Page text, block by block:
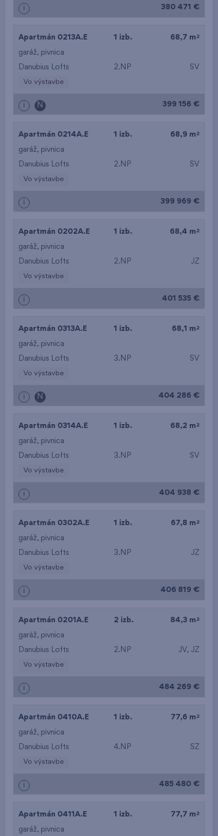
i 380 471 €
Apartmán 0213A.E 1 izb. 68,7 m 2
garáž, pivnica
Danubius Lofts 2.NP SV
Vo výstavbe
i N 399 156 €
Apartmán 0214A.E 1 izb. 68,9 m 2
garáž, pivnica
Danubius Lofts 2.NP SV
Vo výstavbe
i 399 969 €
Apartmán 0202A.E 1 izb. 68,4 m 2
garáž, pivnica
Danubius Lofts 2.NP JZ
Vo výstavbe
i 401 535 €
Apartmán 0313A.E 1 izb. 68,1 m 2
garáž, pivnica
Danubius Lofts 3.NP SV
Vo výstavbe
i N 404 286 €
Apartmán 0314A.E 1 izb. 68,2 m 2
garáž, pivnica
Danubius Lofts 3.NP SV
Vo výstavbe
i 404 938 €
Apartmán 0302A.E 1 izb. 67,8 m 2
garáž, pivnica
Danubius Lofts 3.NP JZ
Vo výstavbe
i 406 819 €
Apartmán 0201A.E 2 izb. 84,3 m 2
garáž, pivnica
Danubius Lofts 2.NP JV, JZ
Vo výstavbe
i 484 269 €
Apartmán 0410A.E 1 izb. 77,6 m 2
garáž, pivnica
Danubius Lofts 4.NP SZ
Vo výstavbe
i 485 480 €
Apartmán 0411A.E 1 izb. 77,7 m 2
garáž, pivnica